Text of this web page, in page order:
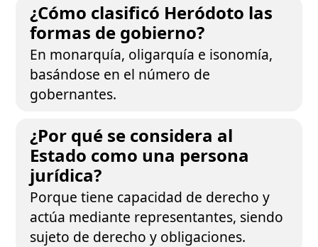
¿Cómo clasificó Heródoto las
formas de gobierno?
En monarquía, oligarquía e isonomía,
basándose en el número de
gobernantes.
¿Por qué se considera al
Estado como una persona
jurídica?
Porque tiene capacidad de derecho y
actúa mediante representantes, siendo
sujeto de derecho y obligaciones.